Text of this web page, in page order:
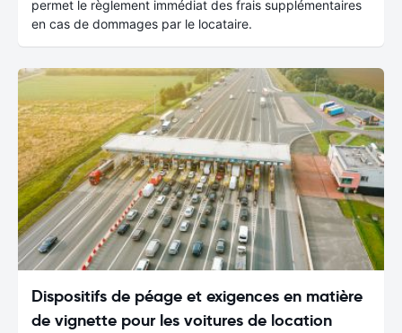
permet le règlement immédiat des frais supplémentaires
en cas de dommages par le locataire.
Dispositifs de péage et exigences en matière
de vignette pour les voitures de location